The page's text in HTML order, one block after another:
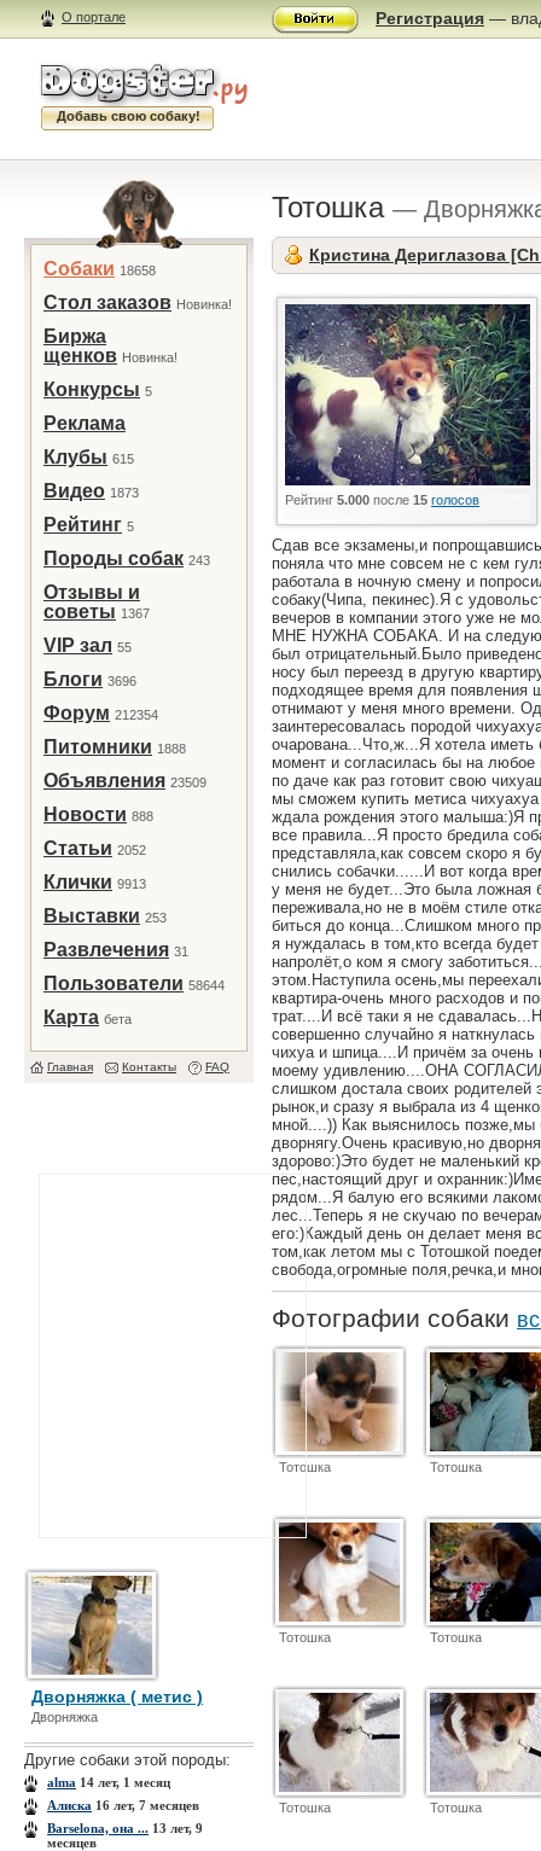
О портале Регистрация —
Добавь свою собаку!
Собаки 18658
Стол заказов Новинка!
Биржа
щенков Новинка!
Конкурсы 5
Реклама
Клубы 615
Видео 1873
Рейтинг 5
Породы собак 243
Отзывы и
советы 1367
VIP зал 55
Блоги 3696
Форум 212354
Питомники 1888
Объявления 23509
Новости 888
Статьи 2052
Клички 9913
Выставки 253
Развлечения 31
Пользователи 58644
Карта бета
Главная Контакты FAQ
Дворняжка ( метис )
Дворняжка
Другие собаки этой породы:
alma 14 лет, 1 месяц
Aлиска 16 лет, 7 месяцев
Barselona, она ... 13 лет, 9
месяцев
Тотошка —
Кристина Дериглазова
Рейтинг 5.000 после 15 голосов
Сдав все экзамены,и
поняла что мне совсем не с кем
работала в ночную смену и
собаку(Чипа, пекинес).Я с
вечеров в компании этого уже не
МНЕ НУЖНА СОБАКА. И на
был отрицательный.Было
носу был переезд в другую
подходящее время для появления
отнимают у меня много времени.
заинтересовалась породой
очарована...Что,ж...Я хотела
момент и согласилась бы на
по даче как раз готовит свою
мы сможем купить метиса
ждала рождения этого малыша:)Я
все правила...Я просто бредила
представляла,как совсем скоро я
снились собачки......И вот когда
у меня не будет...Это была ложная
переживала,но не в моём стиле
биться до конца...Слишком много
я нуждалась в том,кто всегда
напролёт,о ком я смогу
этом.Наступила осень,мы
квартира-очень много расходов и
трат....И всё таки я не
совершенно случайно я
чихуа и шпица....И причём за
моему удивлению....ОНА
слишком достала своих родителей
рынок,и сразу я выбрала из 4
мной....)) Как выяснилось
дворнягу.Очень красивую,но
здорово:)Это будет не маленький
пёс,настоящий друг и
рядом...Я балую его всякими
лес...Теперь я не скучаю по
его:)Каждый день он делает меня
том,как летом мы с Тотошкой
свобода,огромные поля,речка,и
Фотографии собаки
Тотошка Тотошка
Тотошка Тотошка
Тотошка Тотошка